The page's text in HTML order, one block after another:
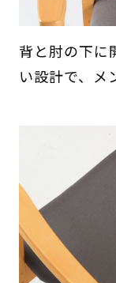
背と肘の下に
い設計で、メ